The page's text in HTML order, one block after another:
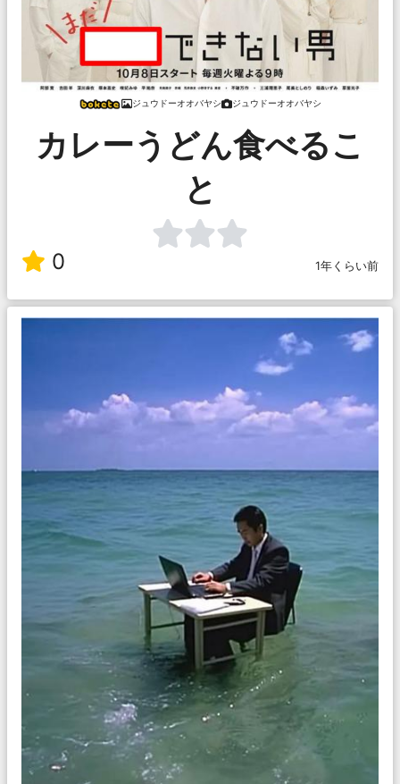
ジュウドーオオバヤシ ジュウドーオオバヤシ
カレーうどん食べるこ
と
0 1年くらい前